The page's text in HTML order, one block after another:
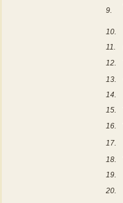
9.
10.
11.
12.
13.
14.
15.
16.
17.
18.
19.
20.